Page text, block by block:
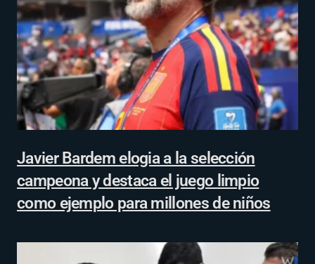
Javier Bardem elogia a la selección
campeona y destaca el juego limpio
como ejemplo para millones de niños